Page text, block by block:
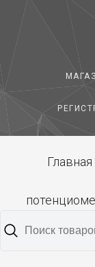
Главная